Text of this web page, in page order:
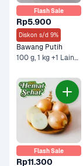
Flash Sale
Rp5.900
Diskon s/d 9%
Bawang Putih
100 g, 1 kg +1 Lainnya
Flash Sale
Rp11.300